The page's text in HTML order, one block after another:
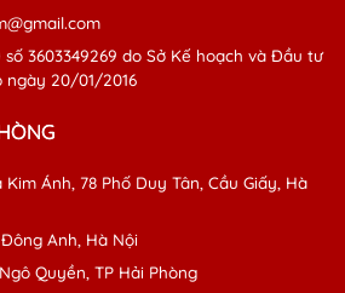
3603349269 do Sở Kế hoạch và Đầu tư
ngày 20/01/2016
Kim Ánh, 78 Phố Duy Tân, Cầu Giấy, Hà
Anh, Hà Nội
Quyền, TP Hải Phòng